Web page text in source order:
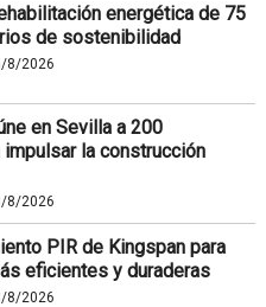
energética de 75
de sostenibilidad
8/2026
en Sevilla a 200
la construcción
8/2026
PIR de Kingspan para
eficientes y duraderas
8/2026